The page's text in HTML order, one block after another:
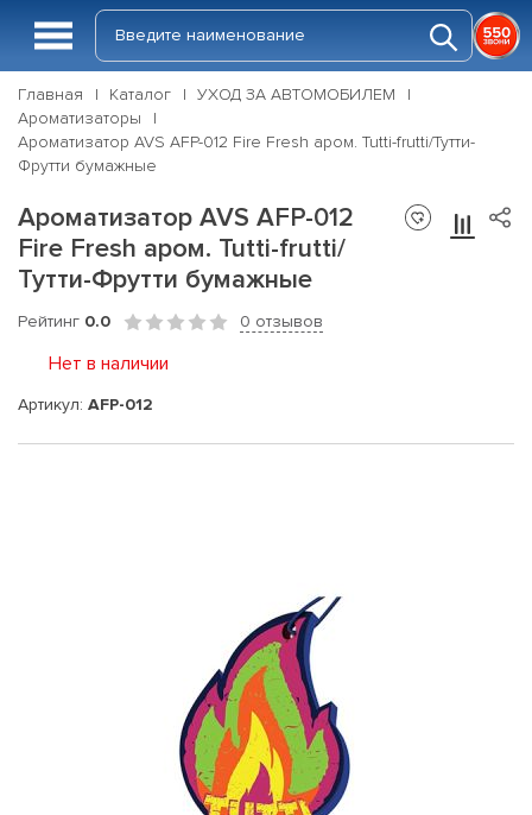
Главная Каталог
УХОД ЗА АВТОМОБИЛЕМ
Ароматизаторы
Ароматизатор AVS AFP-012 Fire Fresh аром. Tutti-frutti/Тутти-
Фрутти бумажные
Ароматизатор AVS AFP-012
Fire Fresh аром. Tutti-frutti/
Тутти-Фрутти бумажные
Рейтинг 0.0 0 отзывов
Нет в наличии
Артикул: AFP-012